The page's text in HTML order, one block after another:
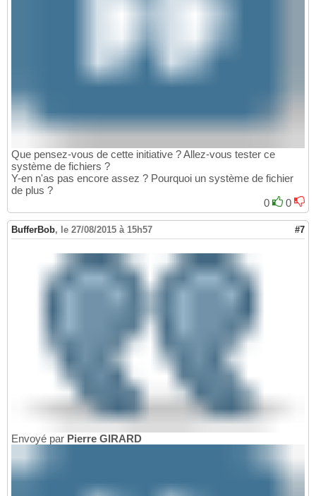
Que pensez-vous de cette initiative ? Allez-vous tester ce
système de fichiers ?
Y-en n'as pas encore assez ? Pourquoi un système de fichier
de plus ?
0
0
BufferBob, le 27/08/2015 à 15h57 #7
Envoyé par Pierre GIRARD